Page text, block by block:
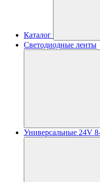
Каталог
Светодиодные ленты
Универсальные 24V